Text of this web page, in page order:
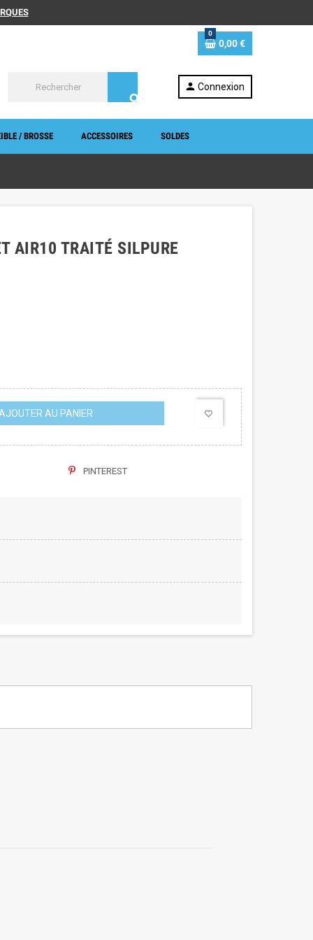
0
0,00 €
search
person Connexion
/ BROSSE ACCESSOIRES SOLDES
AIR10 TRAITÉ SILPURE
AU PANIER favorite_border
PINTEREST